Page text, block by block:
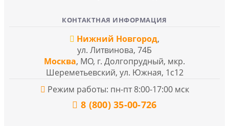
КОНТАКТНАЯ ИНФОРМАЦИЯ
Нижний Новгород,
ул. Литвинова, 74Б
Москва, МО, г. Долгопрудный, мкр.
Шереметьевский, ул. Южная, 1с12
Режим работы: пн-пт 8:00-17:00 мск
8 (800) 35-00-726